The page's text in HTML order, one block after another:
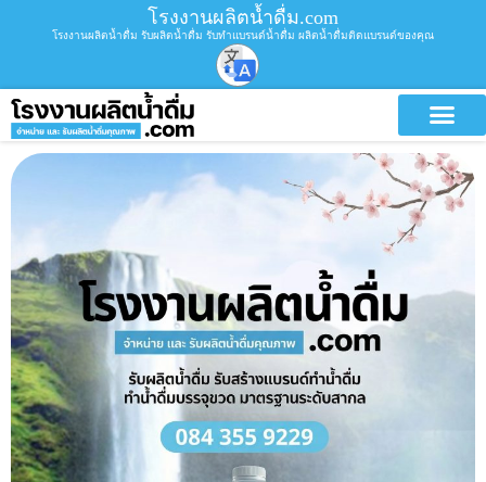
โรงงานผลิตน้ำดื่ม.com
โรงงานผลิตน้ำดื่ม รับผลิตน้ำดื่ม รับทำแบรนด์น้ำดื่ม ผลิตน้ำดื่มติดแบรนด์ของคุณ